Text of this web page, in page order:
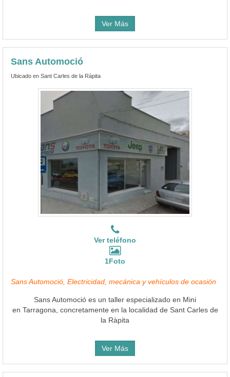
Ver Más
Sans Automoció
Ubicado en Sant Carles de la Ràpita
Ver teléfono
1Foto
Sans Automoció, Electricidad, mecánica y vehículos de ocasión
Sans Automoció es un taller especializado en Mini
en Tarragona, concretamente en la localidad de Sant Carles de
la Ràpita
Ver Más